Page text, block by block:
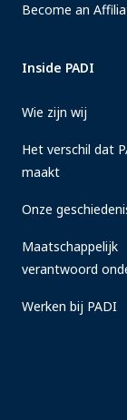
Become an
Inside PADI
Wie zijn wij
Het verschil dat
maakt
Onze
Maatschappelijk
verantwoord
Werken bij PADI